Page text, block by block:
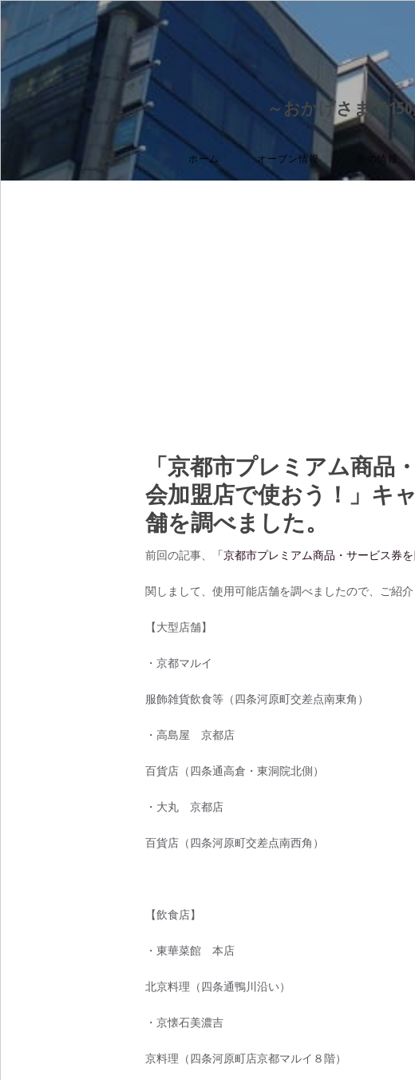
～おかげさまで
ホーム オープン情報 街の情報
「京都市プレミアム商品
会加盟店で使おう！」キ
舗を調べました。
前回の記事、 「京都市プレミアム商品・サービス券
関しまして、使用可能店舗を調べましたので、ご紹介
【大型店舗】
・京都マルイ
服飾雑貨飲食等（四条河原町交差点南東角）
・高島屋 京都店
百貨店（四条通高倉・東洞院北側）
・大丸 京都店
百貨店（四条河原町交差点南西角）
【飲食店】
・東華菜館 本店
北京料理（四条通鴨川沿い）
・京懐石美濃吉
京料理（四条河原町店京都マルイ８階）